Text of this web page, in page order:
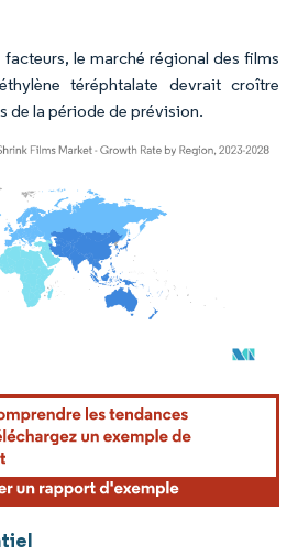
le marché régional des films
téréphtalate devrait croître
de la période de prévision.
réutilisation nécessite une attribution sous CC BY